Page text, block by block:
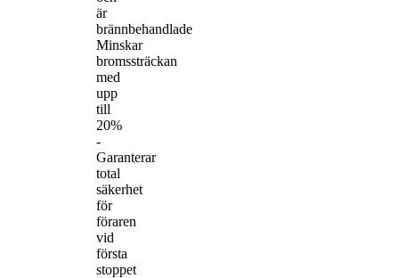
är
brännbehandlade
Minskar
bromssträckan
med
upp
till
20%
-
Garanterar
total
säkerhet
för
föraren
vid
första
stoppet